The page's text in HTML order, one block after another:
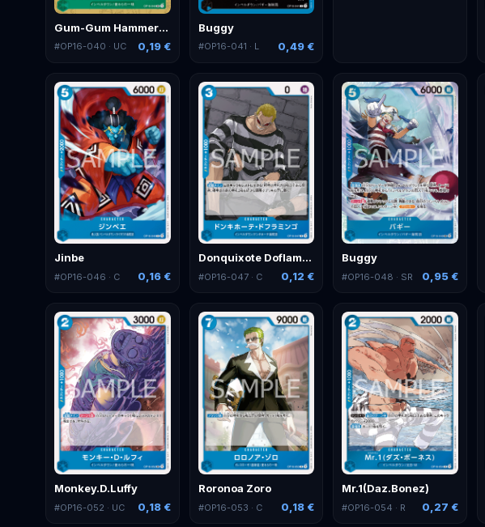
Gum-Gum Hammer Rifle
#OP16-040 · UC 0,19 €
Buggy
#OP16-041 · L 0,49 €
Jinbe
#OP16-046 · C 0,16 €
Donquixote Doflamingo
#OP16-047· C 0,12 €
Buggy
#OP16-048 · SR 0,95 €
Monkey.D.Luffy
#OP16-052 · UC 0,18 €
Roronoa Zoro
#OP16-053 · C 0,18 €
Mr.1(Daz.Bonez)
#OP16-054 · R 0,27 €